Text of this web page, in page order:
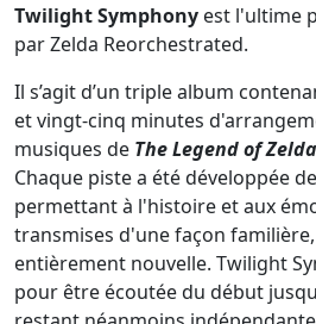
Twilight Symphony est l'ultime
par Zelda Reorchestrated.
Il s’agit d’un triple album
et vingt-cinq minutes
musiques de The Legend of
Chaque piste a été développée
permettant à l'histoire et aux
transmises d'une façon
entièrement nouvelle. Twilight
pour être écoutée du début